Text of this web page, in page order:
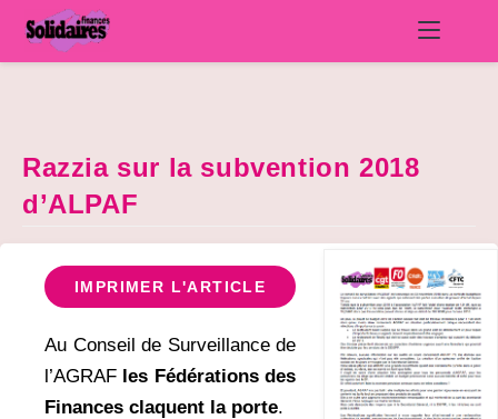
Razzia sur la subvention 2018
d’ALPAF
IMPRIMER L'ARTICLE
Au Conseil de Surveillance de
l’AGRAF les Fédérations des
Finances claquent la porte.